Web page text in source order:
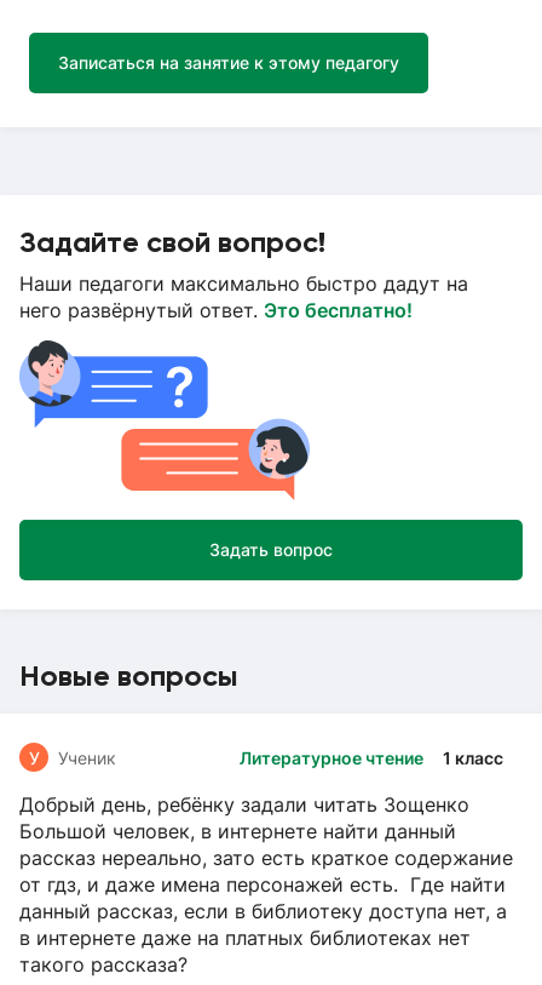
Записаться на занятие к этому педагогу
Задайте свой вопрос!
Наши педагоги максимально быстро дадут на
него развёрнутый ответ. Это бесплатно!
Задать вопрос
Новые вопросы
Литературное чтение 1 класс
У Ученик
Добрый день, ребёнку задали читать Зощенко
Большой человек, в интернете найти данный
рассказ нереально, зато есть краткое содержание
от гдз, и даже имена персонажей есть. Где найти
данный рассказ, если в библиотеку доступа нет, а
в интернете даже на платных библиотеках нет
такого рассказа?